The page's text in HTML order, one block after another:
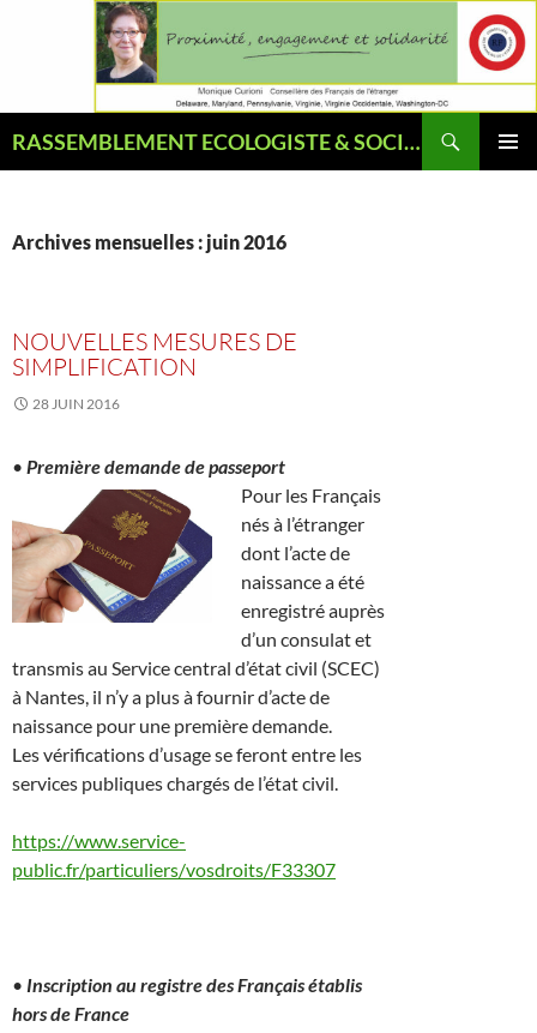
RASSEMBLEMENT ECOLOGISTE & SOCIAL
Archives mensuelles : juin 2016
NOUVELLES MESURES DE
SIMPLIFICATION
28 JUIN 2016
• Première demande de passeport
Pour les Français
nés à l’étranger
dont l’acte de
naissance a été
enregistré auprès
d’un consulat et
transmis au Service central d’état civil (SCEC)
à Nantes, il n’y a plus à fournir d’acte de
naissance pour une première demande.
Les vérifications d’usage se feront entre les
services publiques chargés de l’état civil.
https://www.service-
public.fr/particuliers/vosdroits/F33307
• Inscription au registre des Français établis
hors de France